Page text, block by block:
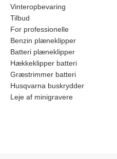
Vinteropbevaring
Tilbud
For professionelle
Benzin plæneklipper
Batteri plæneklipper
Hækkeklipper batteri
Græstrimmer batteri
Husqvarna buskrydder
Leje af minigravere